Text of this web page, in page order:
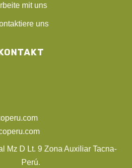
mit uns
uns
Mz D Lt. 9 Zona Auxiliar Tacna-
Perú.